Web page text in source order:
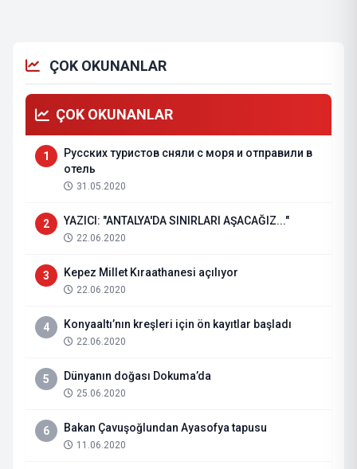
ÇOK OKUNANLAR
ÇOK OKUNANLAR
1
Русских туристов сняли с моря и отправили в
отель
31.05.2020
2 YAZICI: "ANTALYA'DA SINIRLARI AŞACAĞIZ..."
22.06.2020
3 Kepez Millet Kıraathanesi açılıyor
22.06.2020
4 Konyaaltı’nın kreşleri için ön kayıtlar başladı
22.06.2020
5 Dünyanın doğası Dokuma’da
25.06.2020
6 Bakan Çavuşoğlundan Ayasofya tapusu
11.06.2020